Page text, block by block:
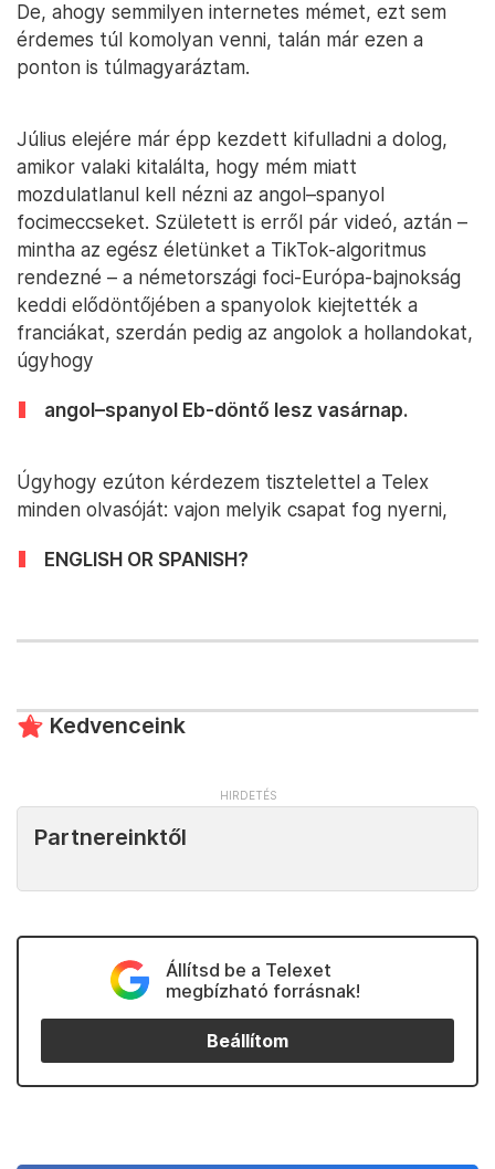
De, ahogy semmilyen internetes mémet, ezt sem
érdemes túl komolyan venni, talán már ezen a
ponton is túlmagyaráztam.
Július elejére már épp kezdett kifulladni a dolog,
amikor valaki kitalálta, hogy mém miatt
mozdulatlanul kell nézni az angol–spanyol
focimeccseket. Született is erről pár videó, aztán –
mintha az egész életünket a TikTok-algoritmus
rendezné – a németországi foci-Európa-bajnokság
keddi elődöntőjében a spanyolok kiejtették a
franciákat, szerdán pedig az angolok a hollandokat,
úgyhogy
angol–spanyol Eb-döntő lesz vasárnap.
Úgyhogy ezúton kérdezem tisztelettel a Telex
minden olvasóját: vajon melyik csapat fog nyerni,
ENGLISH OR SPANISH?
Kedvenceink
Partnereinktől
Állítsd be a Telexet
megbízható forrásnak!
Beállítom